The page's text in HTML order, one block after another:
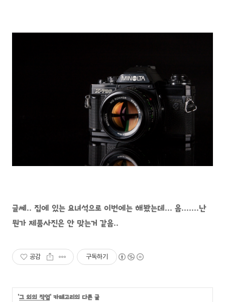
글쎄.. 집에 있는 요녀석으로 이번에는 해봤는데... 음.......난
뭔가 제품사진은 안 맞는거 같음..
공감 구독하기
'그 외의 작업 ' 카테고리의 다른 글